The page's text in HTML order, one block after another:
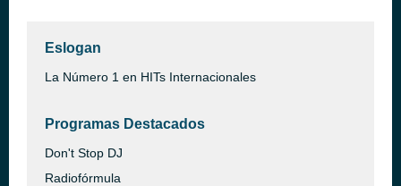
Eslogan
La Número 1 en HITs Internacionales
Programas Destacados
Don't Stop DJ
Radiofórmula